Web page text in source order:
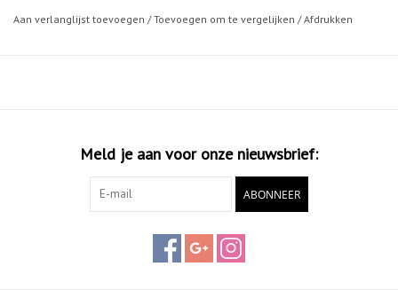
Aan verlanglijst toevoegen /Toevoegen om te vergelijken /Afdrukken
Meld je aan voor onze nieuwsbrief:
ABONNEER